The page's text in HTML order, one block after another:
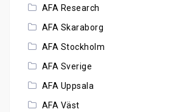
AFA Research
AFA Skaraborg
AFA Stockholm
AFA Sverige
AFA Uppsala
AFA Väst